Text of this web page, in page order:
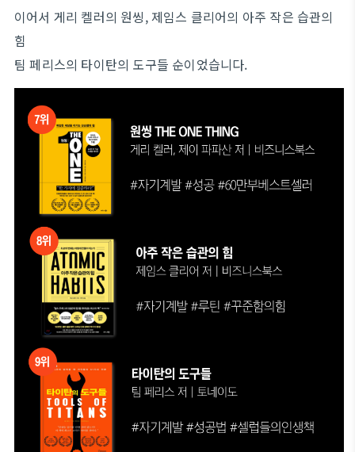
이어서 게리 켈러의 원씽, 제임스 클리어의 아주 작은 습관의
힘
팀 페리스의 타이탄의 도구들 순이었습니다.